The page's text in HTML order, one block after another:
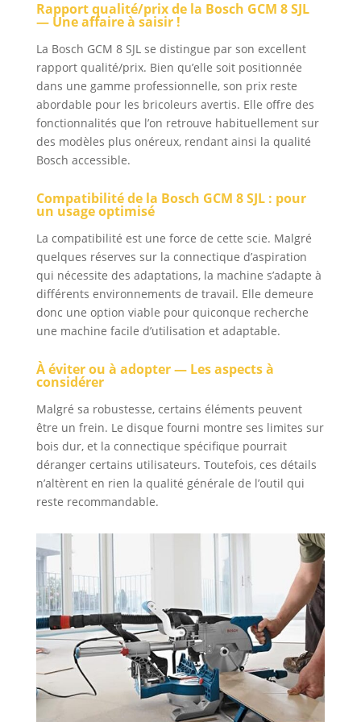
lame de scie
2,8 mm, 48 dents),
serre-joint
Rapport qualité/prix de la Bosch GCM 8 SJL
— Une affaire à saisir !
La Bosch GCM 8 SJL se distingue par son excellent
rapport qualité/prix. Bien qu’elle soit positionnée
dans une gamme professionnelle, son prix reste
abordable pour les bricoleurs avertis. Elle offre des
fonctionnalités que l’on retrouve habituellement sur
des modèles plus onéreux, rendant ainsi la qualité
Bosch accessible.
Compatibilité de la Bosch GCM 8 SJL : pour
un usage optimisé
La compatibilité est une force de cette scie. Malgré
quelques réserves sur la connectique d’aspiration
qui nécessite des adaptations, la machine s’adapte à
différents environnements de travail. Elle demeure
donc une option viable pour quiconque recherche
une machine facile d’utilisation et adaptable.
À éviter ou à adopter — Les aspects à
considérer
Malgré sa robustesse, certains éléments peuvent
être un frein. Le disque fourni montre ses limites sur
bois dur, et la connectique spécifique pourrait
déranger certains utilisateurs. Toutefois, ces détails
n’altèrent en rien la qualité générale de l’outil qui
reste recommandable.